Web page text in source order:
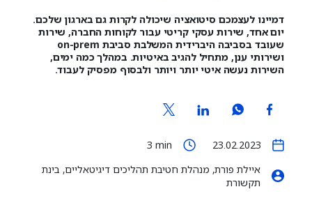
דמיינו לעצמכם סיטואציה שיכולה לקרות גם בארגון שלכם.
יום אחד, שירות עסקי קריטי עבור לקוחות החברה, שירות
שעובד בסביבה היברידית המשלבת סביבת on-prem
ושירותי ענן, מתחיל להגיב באיטיות. במהלך כמה ימים,
השירות נעשה איטי יותר ויותר ולבסוף מפסיק לעבוד.
23.02.2023
3 min
איילת פורת, מנהלת חטיבת תהליכים דיגיטאליים, בינת
תקשורת